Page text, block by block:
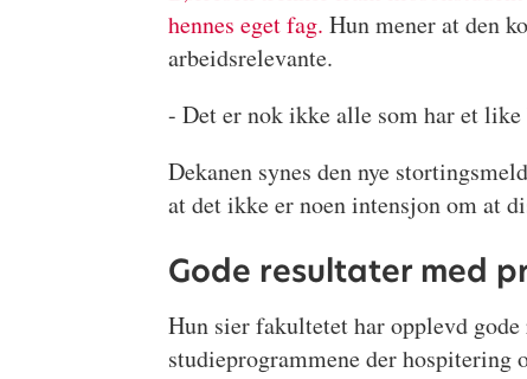
hennes eget fag.Hun mener at den
arbeidsrelevante.
- Det er nok ikke alle som har et
Dekanen synes den nye
at det ikke er noen intensjon om at
Gode resultater med
Hun sier fakultetet har opplevd
studieprogrammene der hospitering